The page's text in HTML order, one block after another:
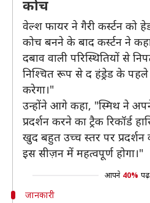
कोच
वेल्श फायर ने गैरी कर्स्टन को
कोच बनने के बाद कर्स्टन ने
दबाव वाली परिस्थितियों से
निश्चित रूप से द हंड्रेड के
करेगा।"
उन्होंने आगे कहा, "स्मिथ ने अपने
प्रदर्शन करने का ट्रैक रिकॉर्ड
खुद बहुत उच्च स्तर पर
इस सीज़न में महत्वपूर्ण होगा।"
आपने 40% पढ़
जानकारी